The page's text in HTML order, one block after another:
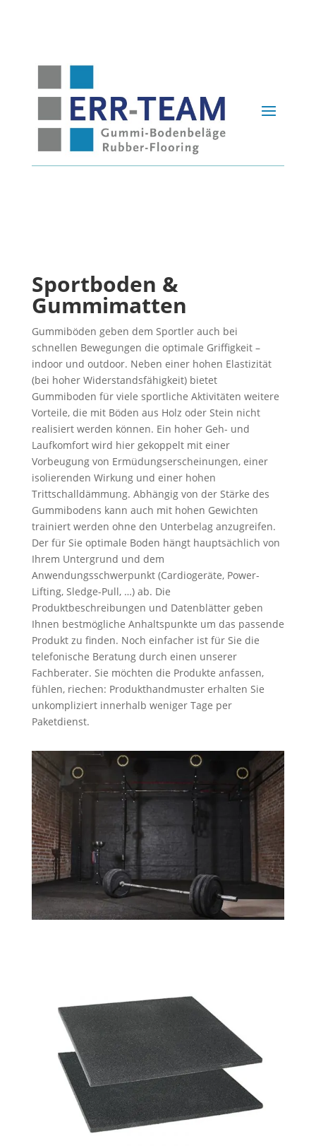
Sportboden &
Gummimatten
Gummiböden geben dem Sportler auch bei
schnellen Bewegungen die optimale Griffigkeit –
indoor und outdoor. Neben einer hohen Elastizität
(bei hoher Widerstandsfähigkeit) bietet
Gummiboden für viele sportliche Aktivitäten weitere
Vorteile, die mit Böden aus Holz oder Stein nicht
realisiert werden können. Ein hoher Geh- und
Laufkomfort wird hier gekoppelt mit einer
Vorbeugung von Ermüdungserscheinungen, einer
isolierenden Wirkung und einer hohen
Trittschalldämmung. Abhängig von der Stärke des
Gummibodens kann auch mit hohen Gewichten
trainiert werden ohne den Unterbelag anzugreifen.
Der für Sie optimale Boden hängt hauptsächlich von
Ihrem Untergrund und dem
Anwendungsschwerpunkt (Cardiogeräte, Power-
Lifting, Sledge-Pull, …) ab. Die
Produktbeschreibungen und Datenblätter geben
Ihnen bestmögliche Anhaltspunkte um das passende
Produkt zu finden. Noch einfacher ist für Sie die
telefonische Beratung durch einen unserer
Fachberater. Sie möchten die Produkte anfassen,
fühlen, riechen: Produkthandmuster erhalten Sie
unkompliziert innerhalb weniger Tage per
Paketdienst.